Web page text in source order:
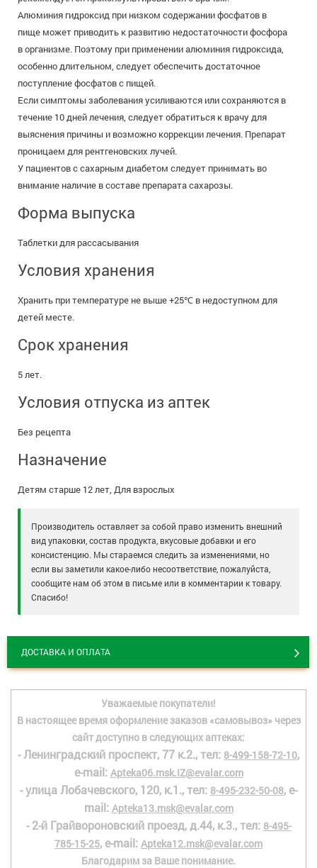
Алюминия гидроксид при низком содержании фосфатов в
пище может приводить к развитию недостаточности фосфора
в организме. Поэтому при применении алюминия гидроксида,
особенно длительном, следует обеспечить достаточное
поступление фосфатов с пищей.
Если симптомы заболевания усиливаются или сохраняются в
течение 10 дней лечения, следует обратиться к врачу для
выяснения причины и возможно коррекции лечения. Препарат
проницаем для рентгеновских лучей.
У пациентов с сахарным диабетом следует принимать во
внимание наличие в составе препарата сахарозы.
Форма выпуска
Таблетки для рассасывания
Условия хранения
Хранить при температуре не выше +25℃ в недоступном для
детей месте.
Срок хранения
5 лет.
Условия отпуска из аптек
Без рецепта
Назначение
Детям старше 12 лет, Для взрослых
Производитель оставляет за собой право изменить внешний
вид упаковки, состав продукта, вкусовые добавки и его
консистенцию. Мы стараемся следить за изменениями, но
если вы заметили какое-либо несоответствие, пожалуйста,
сообщите нам об этом в письме или в комментарии к товару.
Спасибо!
ДОСТАВКА И ОПЛАТА
Уважаемые покупатели!
В настоящее время оформление заказов «самовывоз» через
сайт доступно в следующих аптеках:
- Ленинградский проспект, 77 к.2., тел: 8-499-158-72-10,
e-mail: Apteka06.msk.IZ@evalar.com
- улица Лобачевского, 120, к.1., тел: 8-495-232-50-08, e-
mail: Apteka13.msk@evalar.com
- 2-й Грайвороновский проезд, д.44, к.3., тел: 8-495-
785-15-25, e-mail: Apteka12.msk@evalar.com
Благодарим за Ваше понимание.